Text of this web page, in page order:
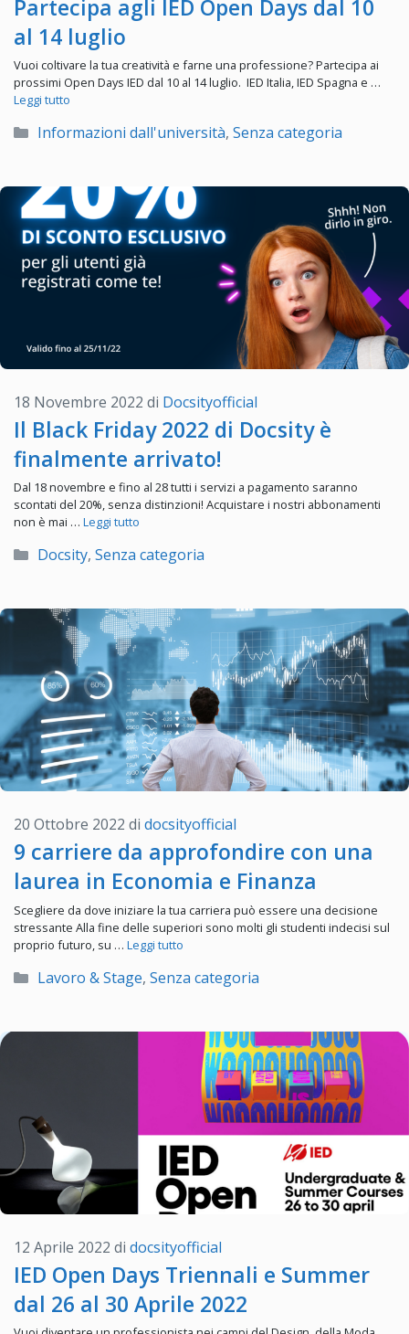
Partecipa agli IED Open Days dal 10
al 14 luglio
Vuoi coltivare la tua creatività e farne una professione? Partecipa ai
prossimi Open Days IED dal 10 al 14 luglio. IED Italia, IED Spagna e …
Leggi tutto
Categorie
Informazioni dall'università, Senza categoria
Il Black Friday 2022 di Docsity è
finalmente arrivato!
18 Novembre 2022 di Docsityofficial
Dal 18 novembre e fino al 28 tutti i servizi a pagamento saranno
scontati del 20%, senza distinzioni! Acquistare i nostri abbonamenti
non è mai … Leggi tutto
Categorie
Docsity, Senza categoria
9 carriere da approfondire con una
laurea in Economia e Finanza
20 Ottobre 2022 di docsityofficial
Scegliere da dove iniziare la tua carriera può essere una decisione
stressante Alla fine delle superiori sono molti gli studenti indecisi sul
proprio futuro, su … Leggi tutto
Categorie
Lavoro & Stage, Senza categoria
IED Open Days Triennali e Summer
dal 26 al 30 Aprile 2022
12 Aprile 2022 di docsityofficial